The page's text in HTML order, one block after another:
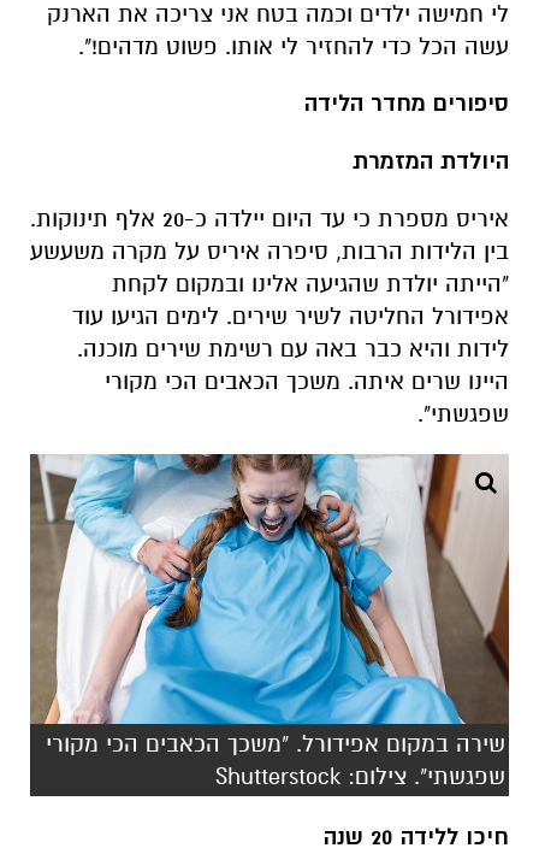
היולדת המזמרת
"הייתה יולדת שהגיעה אלינו ובמקום לקחת
לידות והיא כבר באה עם רשימת שירים מוכנה.
היינו שרים איתה. משכך הכאבים הכי מקורי
שפגשתי".
שירה במקום אפידורל. "משכך הכאבים הכי מקורי
שפגשתי". צילום: Shutterstock
חיכו ללידה 20 שנה
סיפרה איריס "כל המשפחה שלהם הגיעה,